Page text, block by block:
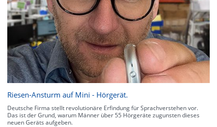
Riesen-Ansturm auf Mini - Hörgerät.
Deutsche Firma stellt revolutionäre Erfindung für Sprachverstehen vor.
Das ist der Grund, warum Männer über 55 Hörgeräte zugunsten dieses
neuen Geräts aufgeben.